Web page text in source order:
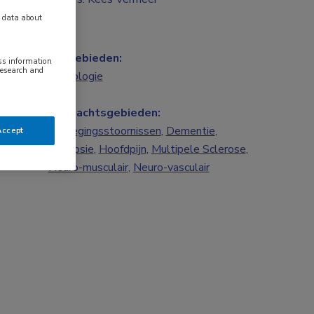
Vakgebieden:
Neurologie
Aandachtsgebieden:
Bewegingsstoornissen, Dementie,
Epilepsie, Hoofdpijn, Multipele Sclerose,
Neuro-musculair, Neuro-vasculair
data about
information
and